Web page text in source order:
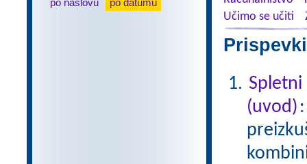
po naslovu
po datumu
Učimo se učiti
(uvod)